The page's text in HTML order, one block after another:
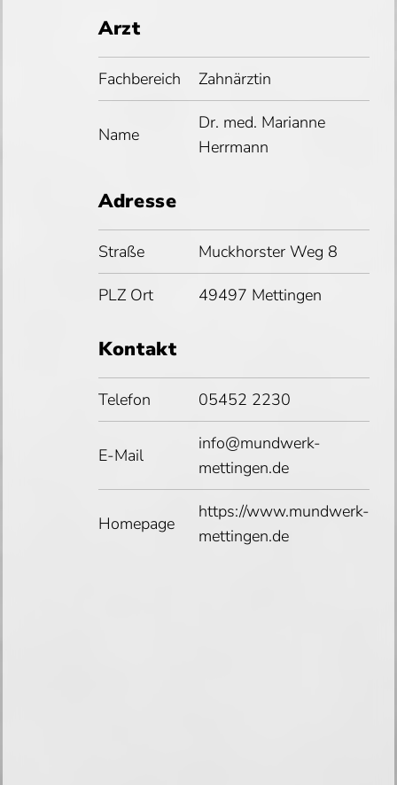
Arzt
Fachbereich Zahnärztin
Name
Dr. med. Marianne
Herrmann
Adresse
Straße Muckhorster Weg 8
PLZ Ort 49497 Mettingen
Kontakt
Telefon 05452 2230
E-Mail
info@mundwerk-
mettingen.de
Homepage
https://www.mundwerk-
mettingen.de